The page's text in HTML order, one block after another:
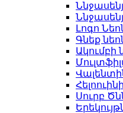
Լոգո
Գնեք
Ակումբի
Սուրբ